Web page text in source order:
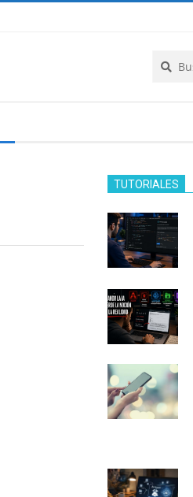
TUTORIALES